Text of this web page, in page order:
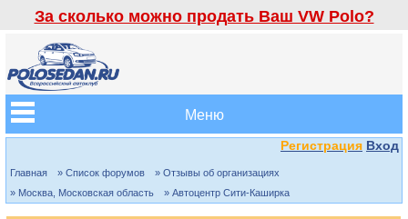
За сколько можно продать Ваш VW Polo?
Меню
Регистрация Вход
Главная » Список форумов
» Отзывы об организациях
» Москва, Московская область
» Автоцентр Сити-Каширка